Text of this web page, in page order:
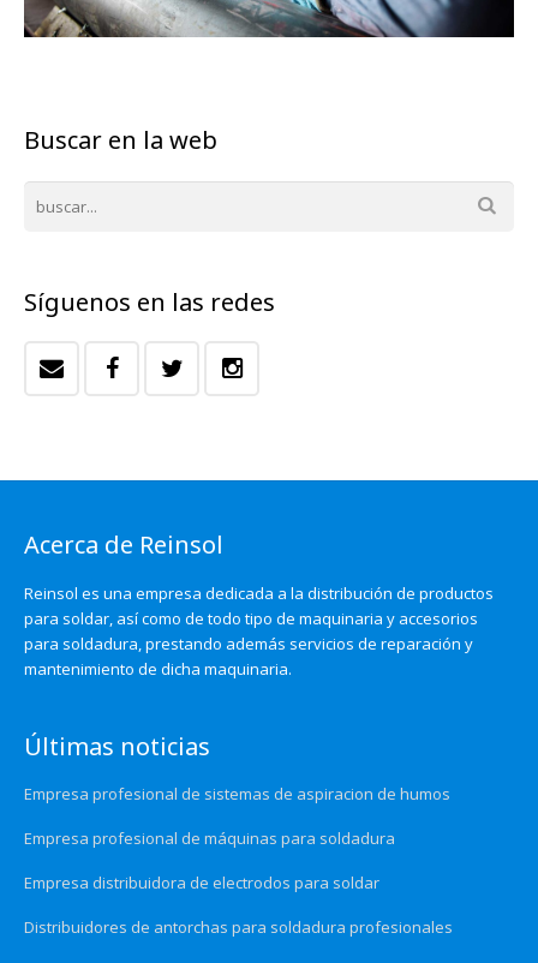
Buscar en la web
Síguenos en las redes
Acerca de Reinsol
Reinsol es una empresa dedicada a la distribución de productos
para soldar, así como de todo tipo de maquinaria y accesorios
para soldadura, prestando además servicios de reparación y
mantenimiento de dicha maquinaria.
Últimas noticias
Empresa profesional de sistemas de aspiracion de humos
Empresa profesional de máquinas para soldadura
Empresa distribuidora de electrodos para soldar
Distribuidores de antorchas para soldadura profesionales